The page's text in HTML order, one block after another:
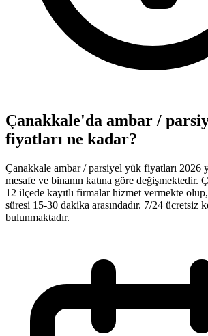
Çanakkale'da ambar /
fiyatları ne kadar?
Çanakkale ambar / parsiyel yük fiyatları 2026
mesafe ve binanın katına göre değişmektedir.
12 ilçede kayıtlı firmalar hizmet vermekte
süresi 15-30 dakika arasındadır. 7/24 ücretsiz
bulunmaktadır.